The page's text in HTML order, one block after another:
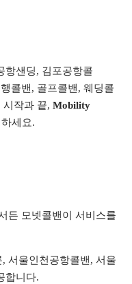
항샌딩, 김포공항콜
콜밴, 골프콜밴, 웨딩콜
시작과 끝,Mobility
세요.
든 모넷콜밴이 서비스를
서울인천공항콜밴, 서울
합니다.